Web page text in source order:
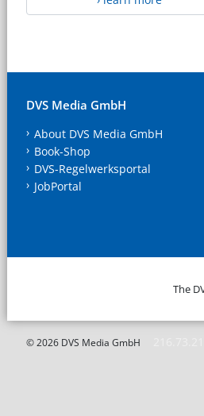
DVS Media GmbH
About DVS Media GmbH
Book-Shop
DVS-Regelwerksportal
JobPortal
The
© 2026 DVS Media GmbH